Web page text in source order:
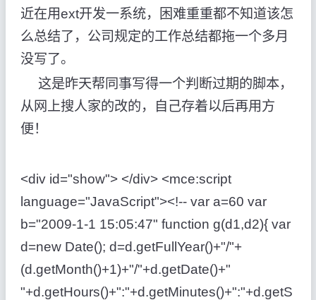
近在用ext开发一系统，困难重重都不知道该怎
么总结了，公司规定的工作总结都拖一个多月
没写了。
这是昨天帮同事写得一个判断过期的脚本，
从网上搜人家的改的，自己存着以后再用方
便！
<div id="show"> </div> <mce:script
language="JavaScript"><!-- var a=60 var
b="2009-1-1 15:05:47" function g(d1,d2){ var
d=new Date(); d=d.getFullYear()+"/"+
(d.getMonth()+1)+"/"+d.getDate()+"
"+d.getHours()+":"+d.getMinutes()+":"+d.getS